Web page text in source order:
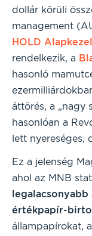
dollár körüli
management
HOLD
rendelkezik, a
hasonló
áttörés, a „nagy
hasonlóan a
lett nyereséges,
Ez a jelenség
ahol az MNB
legalacsonyabb
értékpapír-
állampapírokat,